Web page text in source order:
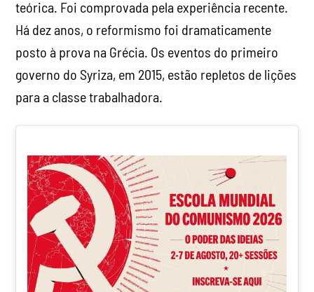
teórica. Foi comprovada pela experiência recente.
Há dez anos, o reformismo foi dramaticamente
posto à prova na Grécia. Os eventos do primeiro
governo do Syriza, em 2015, estão repletos de lições
para a classe trabalhadora.